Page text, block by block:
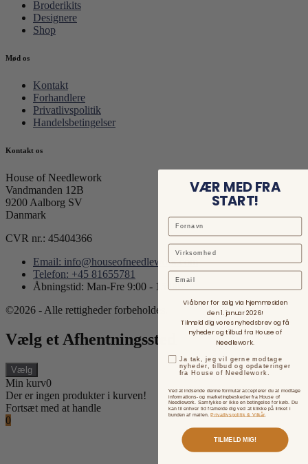
Broderikits
Designere
Shop
Mød os
Kontakt
Forhandlere
Privatlivspolitik
Handelsbetingelser
Kontakt os
House of Needlework
Vandmanden 12B
9200 Aalborg SV
Danmark
CVR nr.: 45404366
Email: info@houseofneedlework.com
Telefon: +45 81655781
Åbningstid: Man-Fre 9:00 - 15:00
©2026 - Alle rettigheder forbeholdes.
Vælg et Afhentningssted
Vælg
Min kurv0
Der er ingen produkter i kurven!
Fortsæt med at handle
0
VÆR MED FRA
START!
Email
Vi åbner for salg via hjemmesiden
den 1. januar 2026!
Tilmeld dig vores nyhedsbrev og få
nyheder og tilbud fra House of
Needlework.
Ja tak, jeg vil gerne modtage
nyheder, tilbud og opdateringer
fra House of Needlework.
Ved at indsende denne formular accepterer du at modtage
informations- og marketingbeskeder fra House of
Needlework. Samtykke er ikke en betingelse for køb. Du
kan til enhver tid framelde dig ved at klikke på linket i
bunden af mailen.Privatlivspolitik & Vilkår.
TILMELD MIG!